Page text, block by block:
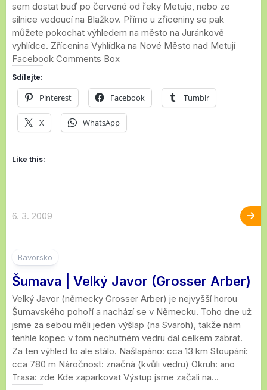
sem dostat buď po červené od řeky Metuje, nebo ze
silnice vedoucí na Blažkov. Přímo u zříceniny se pak
můžete pokochat výhledem na město na Juránkově
vyhlídce. Zřícenina Vyhlídka na Nové Město nad Metují
Facebook Comments Box
Sdílejte:
Pinterest Facebook Tumblr
X WhatsApp
Like this:
6. 3. 2009
Bavorsko
Šumava | Velký Javor (Grosser Arber)
Velký Javor (německy Grosser Arber) je nejvyšší horou
Šumavského pohoří a nachází se v Německu. Toho dne už
jsme za sebou měli jeden výšlap (na Svaroh), takže nám
tenhle kopec v tom nechutném vedru dal celkem zabrat.
Za ten výhled to ale stálo. Našlapáno: cca 13 km Stoupání:
cca 780 m Náročnost: značná (kvůli vedru) Okruh: ano
Trasa: zde Kde zaparkovat Výstup jsme začali na...